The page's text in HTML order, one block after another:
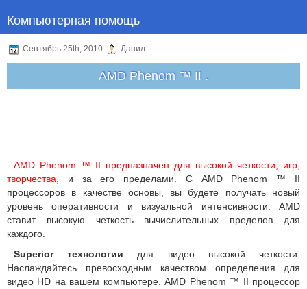
Компьютерная помощь
Сентябрь 25th, 2010 Данил
AMD Phenom ™ II .
AMD Phenom ™ II предназначен для высокой четкости, игр,
творчества,
и за его пределами. С AMD Phenom ™ II
процессоров в качестве основы, вы будете получать новый
уровень оперативности и визуальной интенсивности. AMD
ставит высокую четкость вычислительных пределов для
каждого.
Superior технологии для видео высокой четкости.
Наслаждайтесь превосходным качеством определения для
видео HD на вашем компьютере. AMD Phenom ™ II процессор